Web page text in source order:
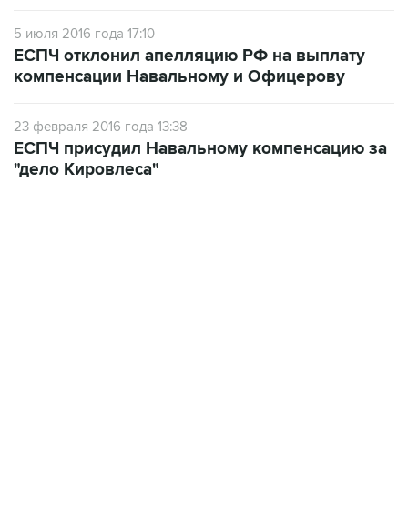
5 июля 2016 года 17:10
ЕСПЧ отклонил апелляцию РФ на выплату
компенсации Навальному и Офицерову
23 февраля 2016 года 13:38
ЕСПЧ присудил Навальному компенсацию за
"дело Кировлеса"